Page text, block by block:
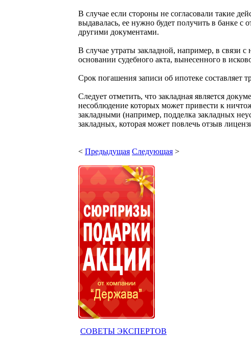
В случае если стороны не согласовали такие
выдавалась, ее нужно будет получить в банке
другими документами.
В случае утраты закладной, например, в связи
основании судебного акта, вынесенного в
Срок погашения записи об ипотеке составляет
Следует отметить, что закладная является
несоблюдение которых может привести к
закладными (например, подделка закладных
закладных, которая может повлечь отзыв
< Предыдущая Следующая >
СОВЕТЫ ЭКСПЕРТОВ